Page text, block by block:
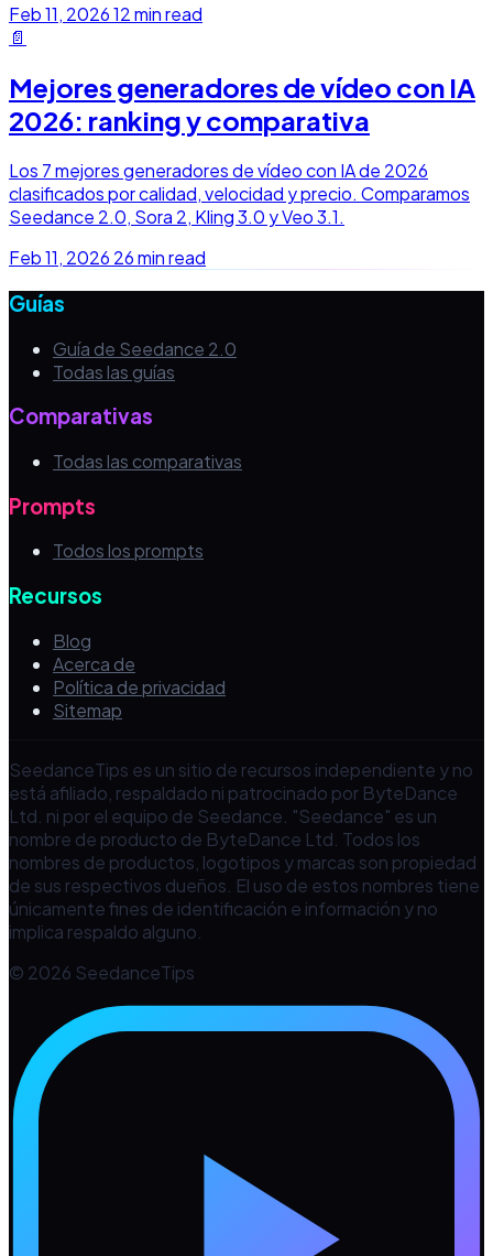
Feb 11, 202612 min read
📄
Mejores generadores de vídeo con IA
2026: ranking y comparativa
Los 7 mejores generadores de vídeo con IA de 2026
clasificados por calidad, velocidad y precio. Comparamos
Seedance 2.0, Sora 2, Kling 3.0 y Veo 3.1.
Feb 11, 2026 26 min read
Guías
Guía de Seedance 2.0
Todas las guías
Comparativas
Todas las comparativas
Prompts
Todos los prompts
Recursos
Blog
Acerca de
Política de privacidad
Sitemap
SeedanceTips es un sitio de recursos independiente y no
está afiliado, respaldado ni patrocinado por ByteDance
Ltd. ni por el equipo de Seedance. "Seedance" es un
nombre de producto de ByteDance Ltd. Todos los
nombres de productos, logotipos y marcas son propiedad
de sus respectivos dueños. El uso de estos nombres tiene
únicamente fines de identificación e información y no
implica respaldo alguno.
© 2026 SeedanceTips